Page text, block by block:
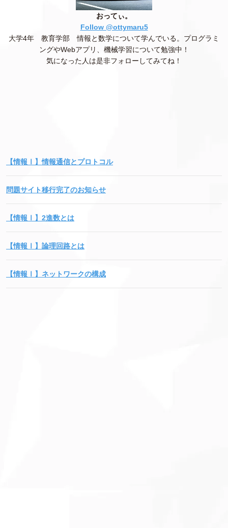
おってぃ。
Follow @ottymaru5
大学4年 教育学部 情報と数学について学んでいる。プログラミ
ングやWebアプリ、機械学習について勉強中！
気になった人は是非フォローしてみてね！
【情報Ⅰ】情報通信とプロトコル
問題サイト移行完了のお知らせ
【情報Ⅰ】2進数とは
【情報Ⅰ】論理回路とは
【情報Ⅰ】ネットワークの構成